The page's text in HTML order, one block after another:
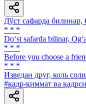
Дўст сафарда
* * *
Do‘st safarda bilinar,
* * *
Before you choose a
* * *
Изведан друг, коль
#қадр-қиммат ва